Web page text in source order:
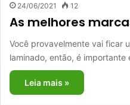
24/06/2021 12
As melhores
Você provavelmente vai ficar
laminado, então, é
Leia mais »